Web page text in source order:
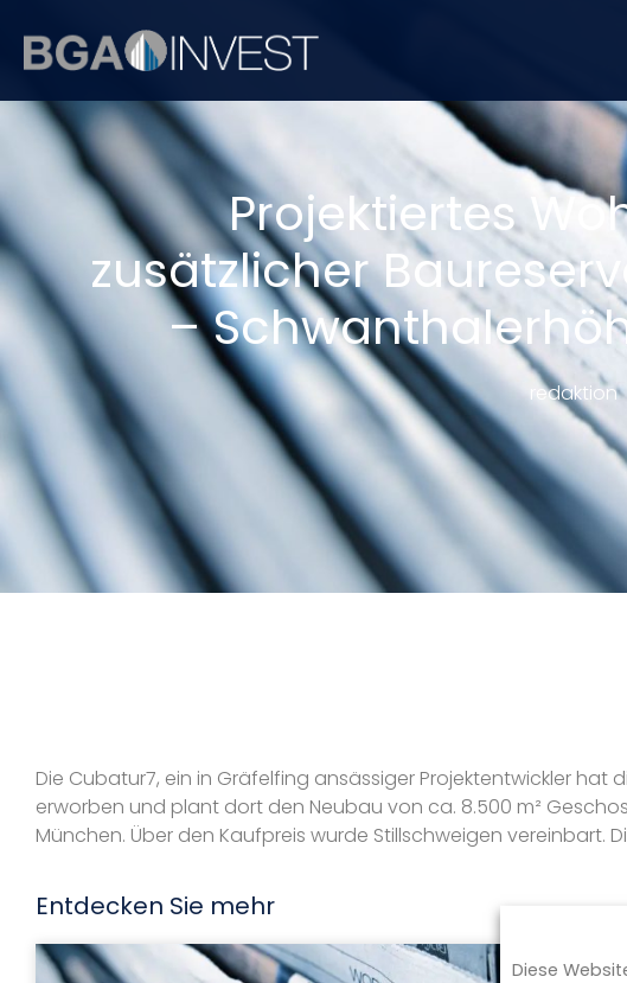
Projektiertes
zusätzlicher
–
redaktion
Die Cubatur7, ein in Gräfelfing ansässiger Projektentwickler
erworben und plant dort den Neubau von ca. 8.500 m²
München. Über den Kaufpreis wurde Stillschweigen vereinbart.
Entdecken Sie mehr
Diese